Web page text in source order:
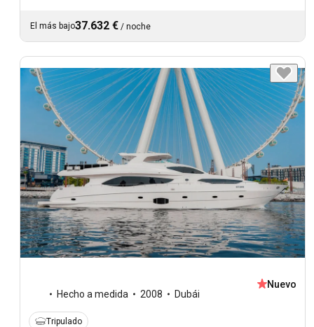
El más bajo37.632 € / noche
Hecho a medida 2008 Dubái
Nuevo
Tripulado